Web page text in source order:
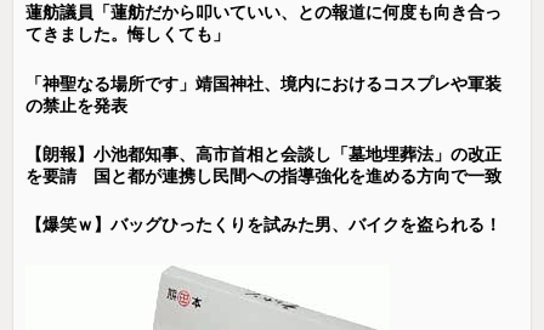
蓮舫議員「蓮舫だから叩いていい、との報道に何度も向き合っ
てきました。悔しくても」
「神聖なる場所です」靖国神社、境内におけるコスプレや軍装
の禁止を発表
【朗報】小池都知事、高市首相と会談し「墓地埋葬法」の改正
を要請 国と都が連携し民間への指導強化を進める方向で一致
【爆笑ｗ】バッグひったくりを試みた男、バイクを盗られる！